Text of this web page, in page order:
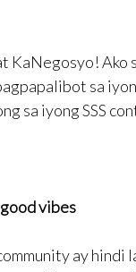
KaNegosyo! Ako
sa
sa iyong SSS
vibes
ay